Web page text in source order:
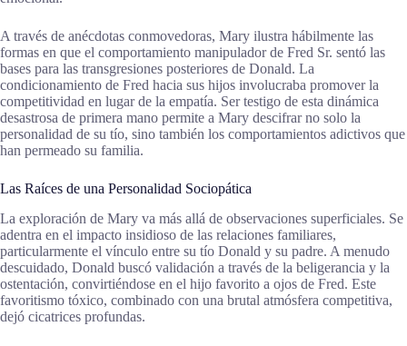
A través de anécdotas conmovedoras, Mary ilustra hábilmente las
formas en que el comportamiento manipulador de Fred Sr. sentó las
bases para las transgresiones posteriores de Donald. La
condicionamiento de Fred hacia sus hijos involucraba promover la
competitividad en lugar de la empatía. Ser testigo de esta dinámica
desastrosa de primera mano permite a Mary descifrar no solo la
personalidad de su tío, sino también los comportamientos adictivos que
han permeado su familia.
Las Raíces de una Personalidad Sociopática
La exploración de Mary va más allá de observaciones superficiales. Se
adentra en el impacto insidioso de las relaciones familiares,
particularmente el vínculo entre su tío Donald y su padre. A menudo
descuidado, Donald buscó validación a través de la beligerancia y la
ostentación, convirtiéndose en el hijo favorito a ojos de Fred. Este
favoritismo tóxico, combinado con una brutal atmósfera competitiva,
dejó cicatrices profundas.